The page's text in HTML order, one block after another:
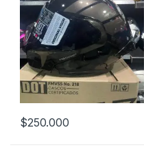
$250.000
Este producto tiene